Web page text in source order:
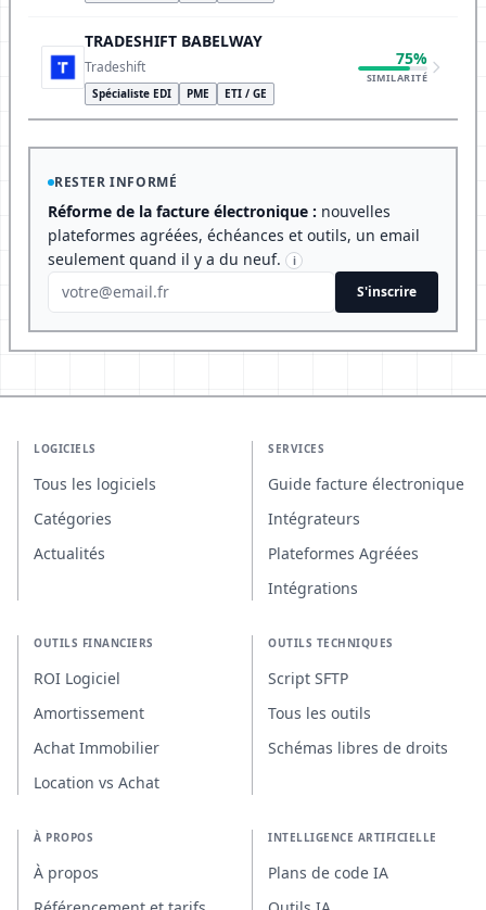
TRADESHIFT BABELWAY
Tradeshift
Spécialiste EDI PME ETI / GE
75%
SIMILARITÉ
RESTER INFORMÉ
Réforme de la facture électronique : nouvelles
plateformes agréées, échéances et outils, un email
seulement quand il y a du neuf.
i
S'inscrire
LOGICIELS
Tous les logiciels
Catégories
Actualités
SERVICES
Guide facture électronique
Intégrateurs
Plateformes Agréées
Intégrations
OUTILS FINANCIERS
ROI Logiciel
Amortissement
Achat Immobilier
Location vs Achat
OUTILS TECHNIQUES
Script SFTP
Tous les outils
Schémas libres de droits
À PROPOS
À propos
INTELLIGENCE ARTIFICIELLE
Plans de code IA